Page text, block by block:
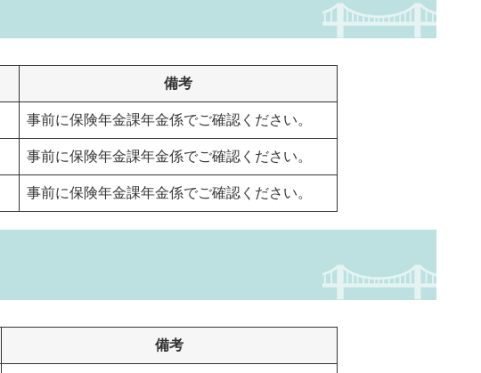
備考
事前に保険年金課年金係でご確認ください。
事前に保険年金課年金係でご確認ください。
事前に保険年金課年金係でご確認ください。
備考